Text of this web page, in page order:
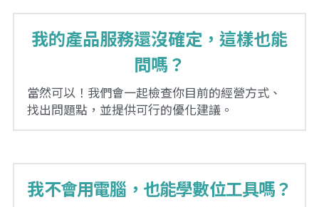
Ai工具連結
花蓮縣電腦文書處理人員職業工會
我的產品服務還沒確定，這樣也能
問嗎？
當然可以！我們會一起檢查你目前的經營方式、
找出問題點，並提供可行的優化建議。
我不會用電腦，也能學數位工具嗎？